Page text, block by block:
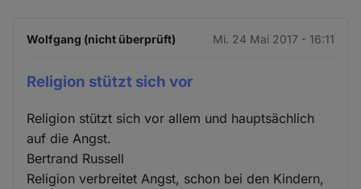
Wolfgang (nicht überprüft) Mi. 24 Mai 2017 - 16:11
Religion stützt sich vor
Religion stützt sich vor allem und hauptsächlich
auf die Angst.
Bertrand Russell
Religion verbreitet Angst, schon bei den Kindern,